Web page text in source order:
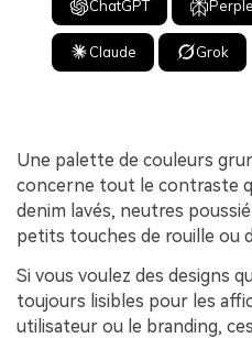
ChatGPT
Claude Grok
Une palette de couleurs
concerne tout le contraste
denim lavés, neutres
petits touches de rouille ou
Si vous voulez des designs
toujours lisibles pour les
utilisateur ou le branding,